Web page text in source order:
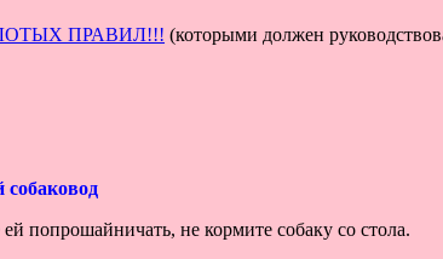
ПРАВИЛ!!! (которыми должен
попрошайничать, не кормите собаку со стола.